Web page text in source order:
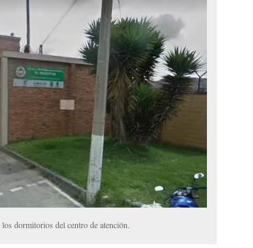
dormitorios del centro de atención.